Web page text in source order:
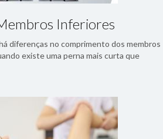
Inferiores
diferenças no comprimento dos membros
existe uma perna mais curta que